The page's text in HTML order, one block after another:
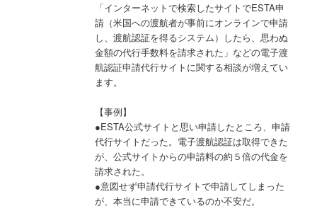
「インターネットで検索したサイトでESTA申
請（米国への渡航者が事前にオンラインで申請
し、渡航認証を得るシステム）したら、思わぬ
金額の代行手数料を請求された」などの電子渡
航認証申請代行サイトに関する相談が増えてい
ます。
【事例】
●ESTA公式サイトと思い申請したところ、申請
代行サイトだった。電子渡航認証は取得できた
が、公式サイトからの申請料の約５倍の代金を
請求された。
●意図せず申請代行サイトで申請してしまった
が、本当に申請できているのか不安だ。